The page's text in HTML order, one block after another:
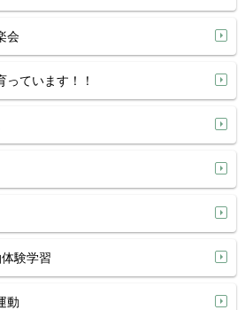
会
ています！！
験学習
動